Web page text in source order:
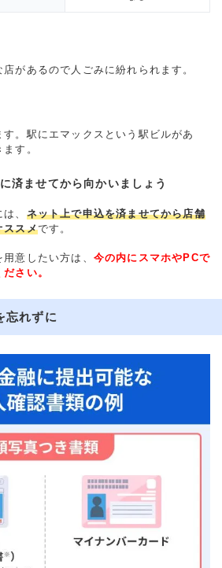
があるので人ごみに紛れられます。
。駅にエマックスという駅ビルがあ
す。
済ませてから向かいましょう
、 ネット上で申込を済ませてから店舗
ススメです。
意したい方は、 今の内にスマホやPCで
さい。
忘れずに